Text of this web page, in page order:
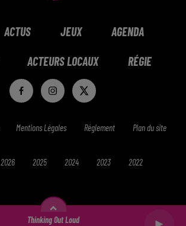
Thinking Out Loud
ACTUS JEUX AGENDA
ACTEURS LOCAUX RÉGIE
Mentions Légales Réglement Plan du site
2026 2025 2024 2023 2022